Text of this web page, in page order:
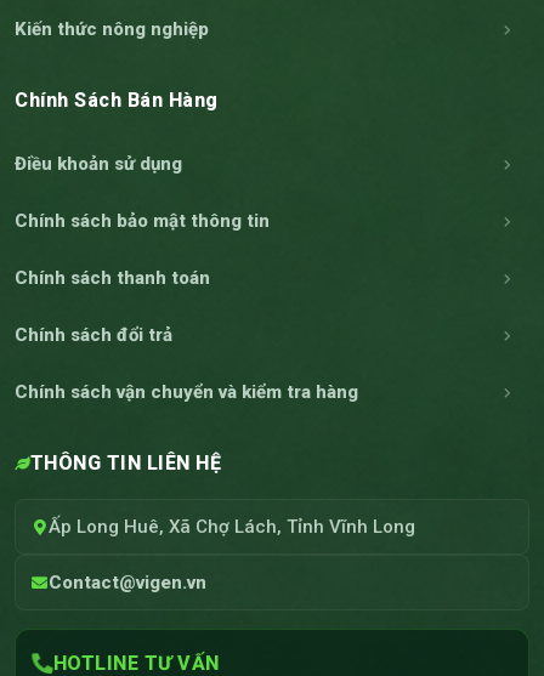
Kiến thức nông nghiệp
Chính Sách Bán Hàng
Điều khoản sử dụng
Chính sách bảo mật thông tin
Chính sách thanh toán
Chính sách đổi trả
Chính sách vận chuyển và kiểm tra hàng
THÔNG TIN LIÊN HỆ
Ấp Long Huê, Xã Chợ Lách, Tỉnh Vĩnh Long
Contact@vigen.vn
HOTLINE TƯ VẤN